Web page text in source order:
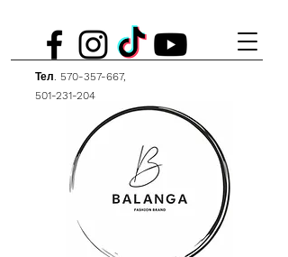
Тел. 570-357-667,
501-231-204